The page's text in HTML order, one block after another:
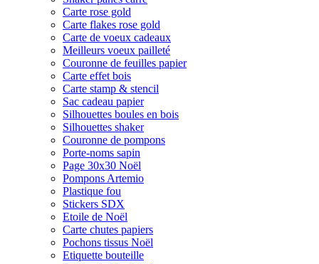
Carte rose gold
Carte flakes rose gold
Carte de voeux cadeaux
Meilleurs voeux pailleté
Couronne de feuilles papier
Carte effet bois
Carte stamp & stencil
Sac cadeau papier
Silhouettes boules en bois
Silhouettes shaker
Couronne de pompons
Porte-noms sapin
Page 30x30 Noël
Pompons Artemio
Plastique fou
Stickers SDX
Etoile de Noël
Carte chutes papiers
Pochons tissus Noël
Etiquette bouteille